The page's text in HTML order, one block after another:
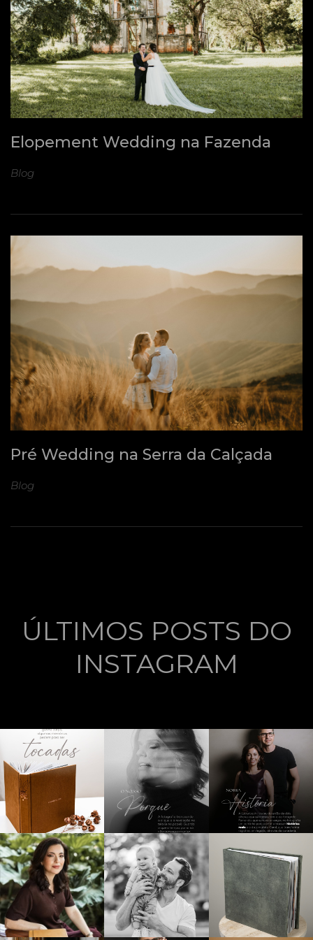
Elopement Wedding na Fazenda
Blog
Pré Wedding na Serra da Calçada
Blog
ÚLTIMOS POSTS DO
INSTAGRAM